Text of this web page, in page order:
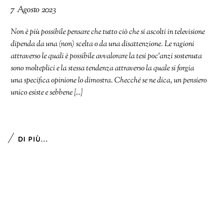
7 Agosto 2023
Non è più possibile pensare che tutto ciò che si ascolti in televisione
dipenda da una (non) scelta o da una disattenzione. Le ragioni
attraverso le quali è possibile avvalorare la tesi poc’anzi sostenuta
sono molteplici e la stessa tendenza attraverso la quale si forgia
una specifica opinione lo dimostra. Checché se ne dica, un pensiero
unico esiste e sebbene […]
DI PIÙ...